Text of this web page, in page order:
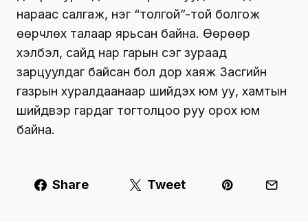
мэдээллийг ил тод, шилэн болгохыг үүрэг
болгосон талаар Засгийн газрын Хэвлэл
мэдээлэл, олон нийттэй харилцах газраас
мэдээллээ. Ингэхдээ мэдээлэл нь ил
болсон сангуудын зарцуулалттай холбоотой
асуудлыг шалгах чиглэлийг АТГ-т өгсөн
байна. Бас Улсын ерөнхий прокурорт
Бухимдал их байгааг ойлгож байна. Гэвч үүнийг